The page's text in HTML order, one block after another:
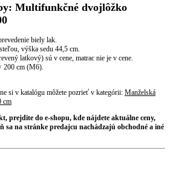
Multifunkčné dvojlôžko
biely lak.
výška sedu 44,5 cm.
latkový) sú v cene, matrac nie je v cene.
200 cm (M6).
si v katalógu môžete pozrieť v kategórii: Manželská
cm
prejdite do e-shopu, kde nájdete aktuálne ceny,
sa na stránke predajcu nachádzajú obchodné a iné